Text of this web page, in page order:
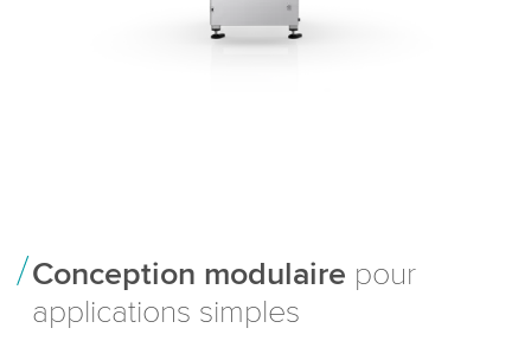
Conception modulaire pour
applications simples